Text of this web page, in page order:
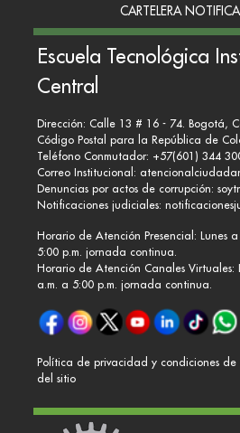
CARTELERA
Escuela Tecnológica
Central
Dirección: Calle 13 # 16 - 74. Bogotá,
Código Postal para la República de
Teléfono Conmutador: +57(601) 344
Correo Institucional:
Denuncias por actos de corrupción:
Notificaciones judiciales:
Horario de Atención Presencial: Lunes
5:00 p.m. jornada continua.
Horario de Atención Canales Virtuales:
a.m. a 5:00 p.m. jornada continua.
Política de privacidad y condiciones de
del sitio